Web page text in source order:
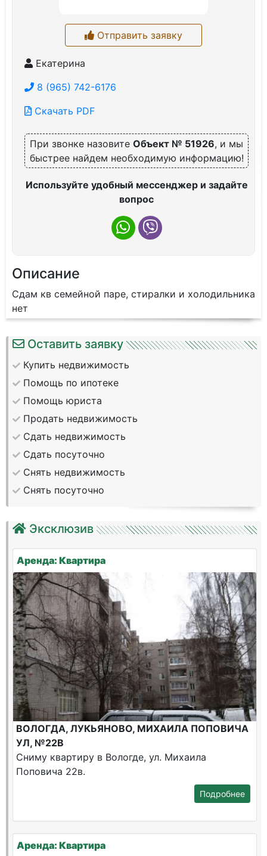
Отправить заявку
Екатерина
8 (965) 742-6176
Скачать PDF
При звонке назовите Объект № 51926, и мы
быстрее найдем необходимую информацию!
Используйте удобный мессенджер и задайте
вопрос
Описание
Сдам кв семейной паре, стиралки и холодильника
нет
Оставить заявку
Купить недвижимость
Помощь по ипотеке
Помощь юриста
Продать недвижимость
Сдать недвижимость
Сдать посуточно
Снять недвижимость
Снять посуточно
Эксклюзив
Аренда: Квартира
ВОЛОГДА, ЛУКЬЯНОВО, МИХАИЛА ПОПОВИЧА
УЛ, №22В
Сниму квартиру в Вологде, ул. Михаила
Поповича 22в.
Подробнее
Аренда: Квартира